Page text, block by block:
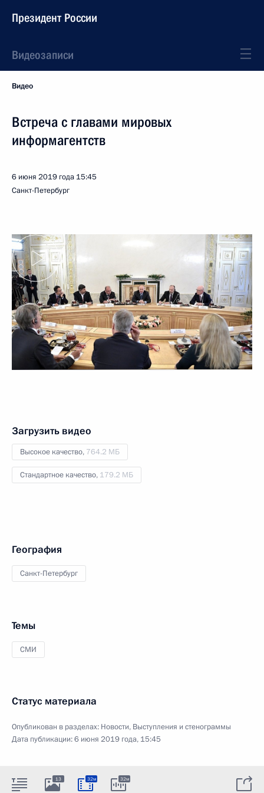
Президент России
Видеозаписи
Видео
Встреча с главами мировых
информагентств
6 июня 2019 года 15:45
Санкт-Петербург
Загрузить видео
Высокое качество, 764.2 МБ
Стандартное качество, 179.2 МБ
География
Санкт-Петербург
Темы
СМИ
Статус материала
Опубликован в разделах: Новости, Выступления и стенограммы
Дата публикации:6 июня 2019 года, 15:45
13 32м 32м